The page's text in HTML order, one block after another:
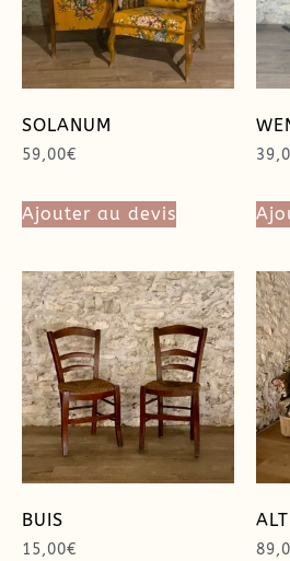
SOLANUM
59,00€
Ajouter au devis
BUIS
15,00€